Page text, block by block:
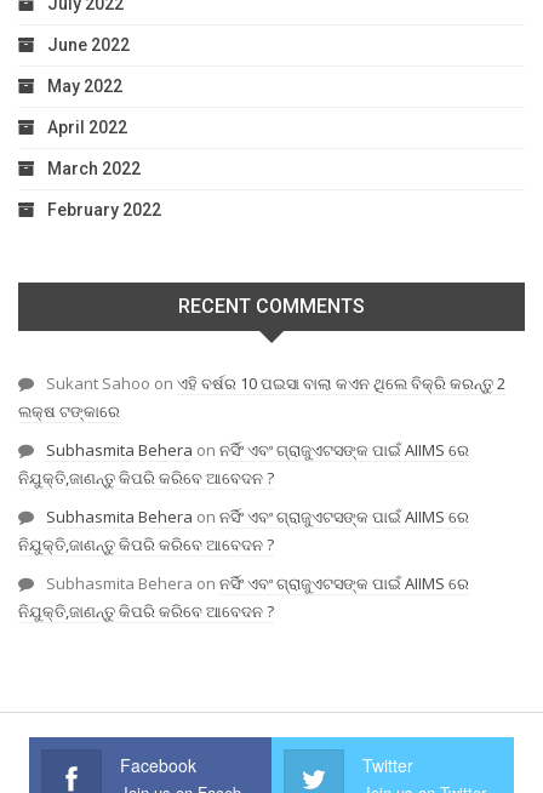
July 2022
June 2022
May 2022
April 2022
March 2022
February 2022
RECENT COMMENTS
Sukant Sahoo on ଏହି ବର୍ଷର 10 ପଇସା ବାଲା କଏନ ଥିଲେ ବିକ୍ରି କରନ୍ତୁ 2
ଲକ୍ଷ ଟଙ୍କାରେ
Subhasmita Behera on ନର୍ସିଂ ଏବଂ ଗ୍ରାଜୁଏଟସଙ୍କ ପାଇଁ AIIMS ରେ
ନିଯୁକ୍ତି,ଜାଣନ୍ତୁ କିପରି କରିବେ ଆବେଦନ ?
Subhasmita Behera on ନର୍ସିଂ ଏବଂ ଗ୍ରାଜୁଏଟସଙ୍କ ପାଇଁ AIIMS ରେ
ନିଯୁକ୍ତି,ଜାଣନ୍ତୁ କିପରି କରିବେ ଆବେଦନ ?
Subhasmita Behera on ନର୍ସିଂ ଏବଂ ଗ୍ରାଜୁଏଟସଙ୍କ ପାଇଁ AIIMS ରେ
ନିଯୁକ୍ତି,ଜାଣନ୍ତୁ କିପରି କରିବେ ଆବେଦନ ?
Facebook Twitter